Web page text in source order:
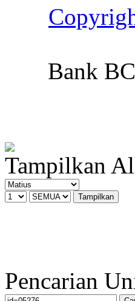
Bank
Tampilkan
Pencarian